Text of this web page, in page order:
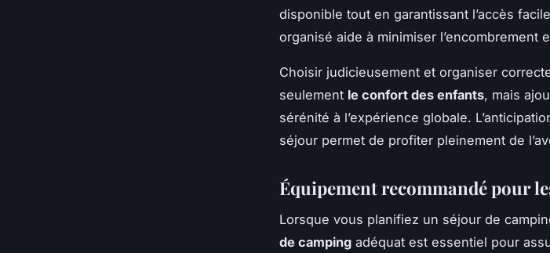
disponible tout en garantissant l’accès
organisé aide à minimiser l’encombrement
Choisir judicieusement et organiser
seulement le confort des enfants, mais
sérénité à l’expérience globale.
séjour permet de profiter pleinement de
Équipement recommandé pour
Lorsque vous planifiez un séjour de
de camping adéquat est essentiel pour